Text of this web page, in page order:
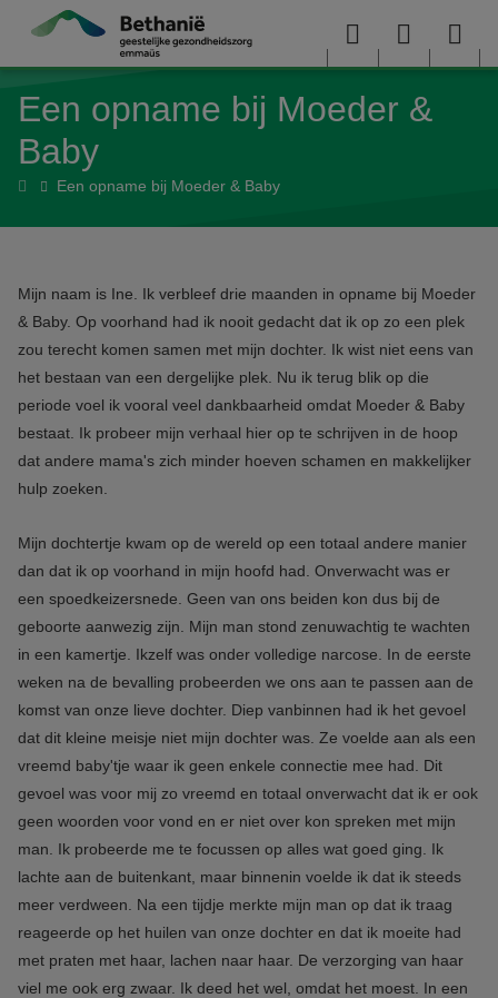
Overslaan en naar de inhoud gaan
Menu User
menu
Een opname bij Moeder &
Baby
HomeEen opname bij Moeder & Baby
Mijn naam is Ine. Ik verbleef drie maanden in opname bij Moeder
& Baby. Op voorhand had ik nooit gedacht dat ik op zo een plek
zou terecht komen samen met mijn dochter. Ik wist niet eens van
het bestaan van een dergelijke plek. Nu ik terug blik op die
periode voel ik vooral veel dankbaarheid omdat Moeder & Baby
bestaat. Ik probeer mijn verhaal hier op te schrijven in de hoop
dat andere mama's zich minder hoeven schamen en makkelijker
hulp zoeken.
Mijn dochtertje kwam op de wereld op een totaal andere manier
dan dat ik op voorhand in mijn hoofd had. Onverwacht was er
een spoedkeizersnede. Geen van ons beiden kon dus bij de
geboorte aanwezig zijn. Mijn man stond zenuwachtig te wachten
in een kamertje. Ikzelf was onder volledige narcose. In de eerste
weken na de bevalling probeerden we ons aan te passen aan de
komst van onze lieve dochter. Diep vanbinnen had ik het gevoel
dat dit kleine meisje niet mijn dochter was. Ze voelde aan als een
vreemd baby'tje waar ik geen enkele connectie mee had. Dit
gevoel was voor mij zo vreemd en totaal onverwacht dat ik er ook
geen woorden voor vond en er niet over kon spreken met mijn
man. Ik probeerde me te focussen op alles wat goed ging. Ik
lachte aan de buitenkant, maar binnenin voelde ik dat ik steeds
meer verdween. Na een tijdje merkte mijn man op dat ik traag
reageerde op het huilen van onze dochter en dat ik moeite had
met praten met haar, lachen naar haar. De verzorging van haar
viel me ook erg zwaar. Ik deed het wel, omdat het moest. In een